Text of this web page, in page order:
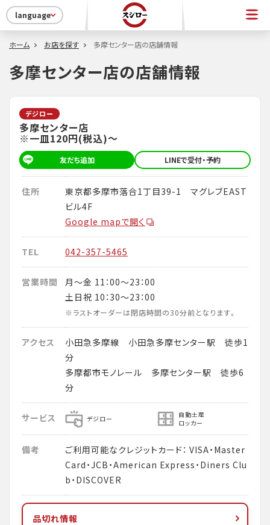
language
ホーム お店を探す 多摩センター店の店舗情報
多摩センター店の店舗情報
デジロー
多摩センター店
※一皿120円(税込)～
友だち追加 LINEで受付・予約
住所
東京都多摩市落合1丁目39-1 マグレブEAST
ビル4F
Google mapで開く
TEL 042-357-5465
営業時間
月～金 11：00～23：00
土日祝 10：30～23：00
※ラストオーダーは閉店時間の30分前となります。
アクセス
小田急多摩線 小田急多摩センター駅 徒歩1
分
多摩都市モノレール 多摩センター駅 徒歩6
分
サービス デジロー
自動土産
ロッカー
備考
ご利用可能なクレジットカード： VISA・Master
Card・JCB・American Express・Diners Clu
b・DISCOVER
品切れ情報